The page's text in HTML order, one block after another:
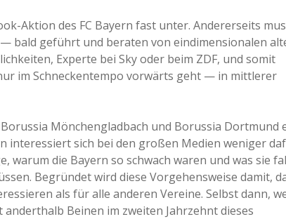
Aktion des FC Bayern fast unter. Andererseits
— bald geführt und beraten von eindimensionalen
Experte bei Sky oder beim ZDF, und somit
im Schneckentempo vorwärts geht — in mittlerer
Mönchengladbach und Borussia Dortmund
interessiert sich bei den großen Medien weniger
warum die Bayern so schwach waren und was sie
Begründet wird diese Vorgehensweise damit,
als für alle anderen Vereine. Selbst dann,
Beinen im zweiten Jahrzehnt dieses